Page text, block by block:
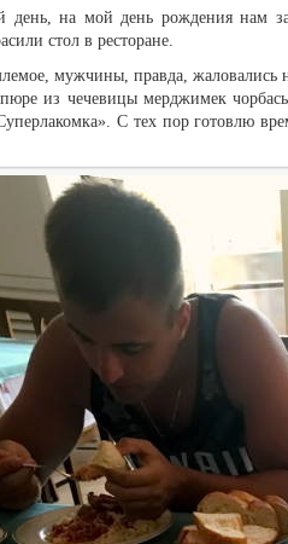
день, на мой день рождения нам
стол в ресторане.
мужчины, правда, жаловались
из чечевицы мерджимек
С тех пор готовлю